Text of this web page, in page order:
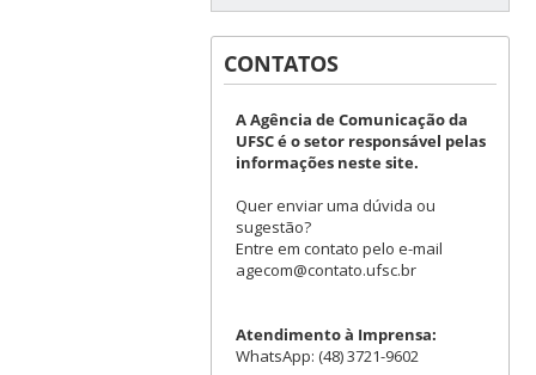
CONTATOS
A Agência de Comunicação da
UFSC é o setor responsável pelas
informações neste site.
Quer enviar uma dúvida ou
sugestão?
Entre em contato pelo e-mail
agecom@contato.ufsc.br
Atendimento à Imprensa:
WhatsApp: (48) 3721-9602